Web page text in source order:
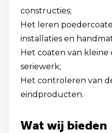
constructies;
Het leren
installaties en
Het coaten van kleine
seriewerk;
Het controleren van
eindproducten.
Wat wij bieden